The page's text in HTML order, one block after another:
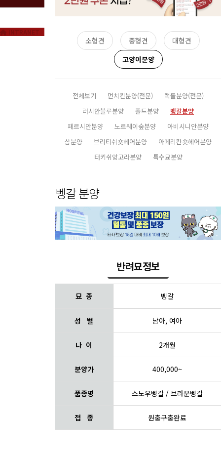
소형견 중형견
대형견
고양이분양
전체보기 먼치킨분양(전문)
랙돌분양(전문)
러시안블루분양
폴드분양
뱅갈분양
페르시안분양
노르웨이숲분양
아비시니안분양
샴분양
브리티쉬숏헤어분양
아메리칸숏헤어분양
터키쉬앙고라분양
특수묘분양
벵갈 분양
반려묘정보
묘 종 벵갈
성 별 남아, 여아
나 이 2개월
분양가 400,000~
품종명 스노우벵갈 / 브라운벵갈
접 종 원충구충완료
INTRANET